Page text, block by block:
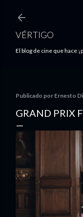
VÉRTIGO
El blog de cine que hace
Publicado por Ernesto
GRAND PRIX